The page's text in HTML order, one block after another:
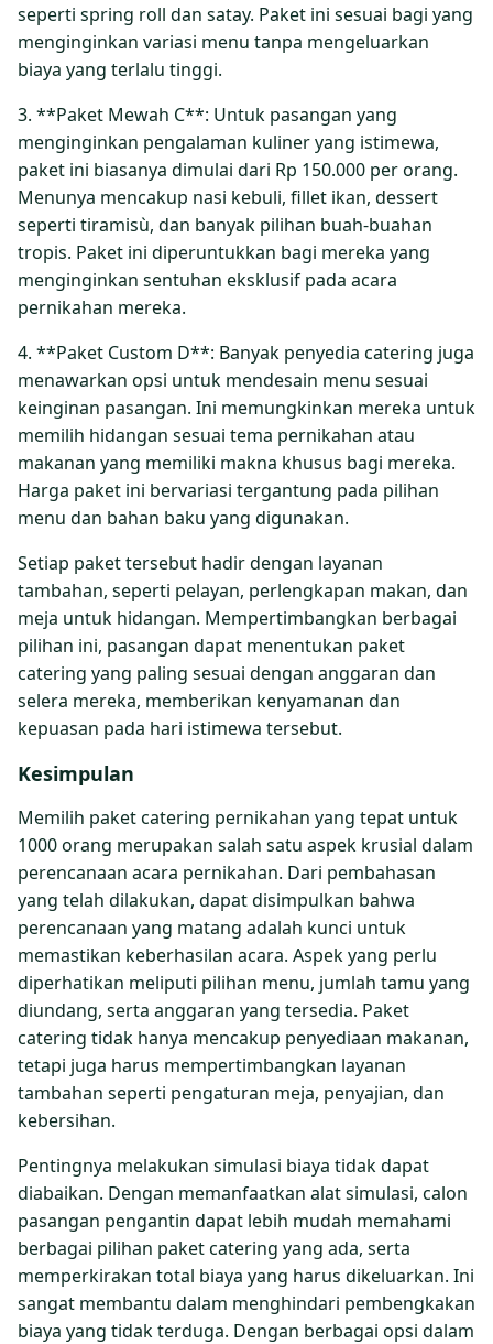
seperti spring roll dan satay. Paket ini sesuai bagi yang
menginginkan variasi menu tanpa mengeluarkan
biaya yang terlalu tinggi.
3. **Paket Mewah C**: Untuk pasangan yang
menginginkan pengalaman kuliner yang istimewa,
paket ini biasanya dimulai dari Rp 150.000 per orang.
Menunya mencakup nasi kebuli, fillet ikan, dessert
seperti tiramisù, dan banyak pilihan buah-buahan
tropis. Paket ini diperuntukkan bagi mereka yang
menginginkan sentuhan eksklusif pada acara
pernikahan mereka.
4. **Paket Custom D**: Banyak penyedia catering juga
menawarkan opsi untuk mendesain menu sesuai
keinginan pasangan. Ini memungkinkan mereka untuk
memilih hidangan sesuai tema pernikahan atau
makanan yang memiliki makna khusus bagi mereka.
Harga paket ini bervariasi tergantung pada pilihan
menu dan bahan baku yang digunakan.
Setiap paket tersebut hadir dengan layanan
tambahan, seperti pelayan, perlengkapan makan, dan
meja untuk hidangan. Mempertimbangkan berbagai
pilihan ini, pasangan dapat menentukan paket
catering yang paling sesuai dengan anggaran dan
selera mereka, memberikan kenyamanan dan
kepuasan pada hari istimewa tersebut.
Kesimpulan
Memilih paket catering pernikahan yang tepat untuk
1000 orang merupakan salah satu aspek krusial dalam
perencanaan acara pernikahan. Dari pembahasan
yang telah dilakukan, dapat disimpulkan bahwa
perencanaan yang matang adalah kunci untuk
memastikan keberhasilan acara. Aspek yang perlu
diperhatikan meliputi pilihan menu, jumlah tamu yang
diundang, serta anggaran yang tersedia. Paket
catering tidak hanya mencakup penyediaan makanan,
tetapi juga harus mempertimbangkan layanan
tambahan seperti pengaturan meja, penyajian, dan
kebersihan.
Pentingnya melakukan simulasi biaya tidak dapat
diabaikan. Dengan memanfaatkan alat simulasi, calon
pasangan pengantin dapat lebih mudah memahami
berbagai pilihan paket catering yang ada, serta
memperkirakan total biaya yang harus dikeluarkan. Ini
sangat membantu dalam menghindari pembengkakan
biaya yang tidak terduga. Dengan berbagai opsi dalam